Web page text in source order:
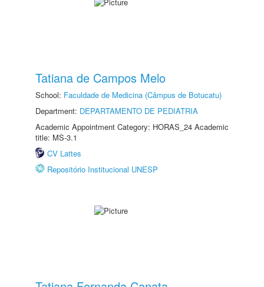
Tatiana de Campos Melo
School: Faculdade de Medicina (Câmpus de Botucatu)
Department: DEPARTAMENTO DE PEDIATRIA
Academic Appointment Category: HORAS_24 Academic
title: MS-3.1
CV Lattes
Repositório Institucional UNESP